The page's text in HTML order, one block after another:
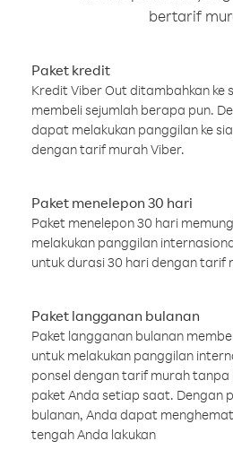
bertarif
Paket kredit
Kredit Viber Out ditambahkan ke
membeli sejumlah berapa pun.
dapat melakukan panggilan ke
dengan tarif murah Viber.
Paket menelepon 30 hari
Paket menelepon 30 hari
melakukan panggilan
untuk durasi 30 hari dengan tarif
Paket langganan bulanan
Paket langganan bulanan
untuk melakukan panggilan
ponsel dengan tarif murah
paket Anda setiap saat. Dengan
bulanan, Anda dapat
tengah Anda lakukan